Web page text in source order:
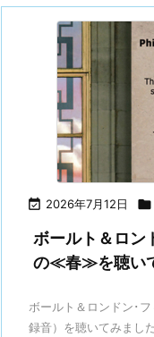
 2026年7月12日 
ボールト＆ロン
の≪春≫を聴い
ボールト＆ロンドン･
録音）を聴いてみまし